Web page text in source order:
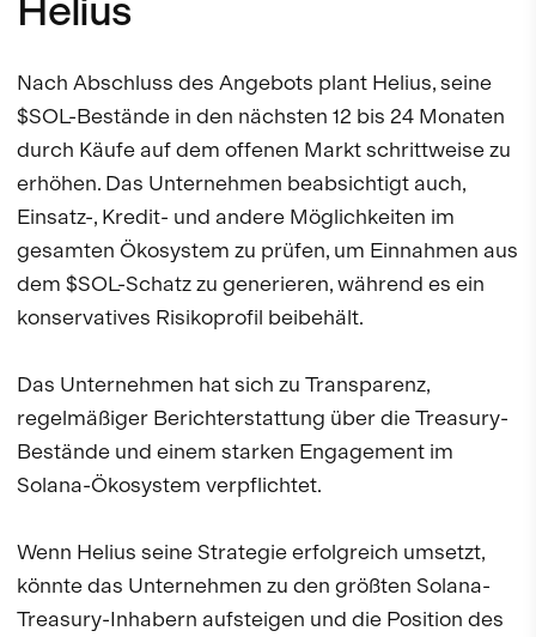
Helius
Nach Abschluss des Angebots plant Helius, seine
$SOL-Bestände in den nächsten 12 bis 24 Monaten
durch Käufe auf dem offenen Markt schrittweise zu
erhöhen. Das Unternehmen beabsichtigt auch,
Einsatz-, Kredit- und andere Möglichkeiten im
gesamten Ökosystem zu prüfen, um Einnahmen aus
dem $SOL-Schatz zu generieren, während es ein
konservatives Risikoprofil beibehält.
Das Unternehmen hat sich zu Transparenz,
regelmäßiger Berichterstattung über die Treasury-
Bestände und einem starken Engagement im
Solana-Ökosystem verpflichtet.
Wenn Helius seine Strategie erfolgreich umsetzt,
könnte das Unternehmen zu den größten Solana-
Treasury-Inhabern aufsteigen und die Position des